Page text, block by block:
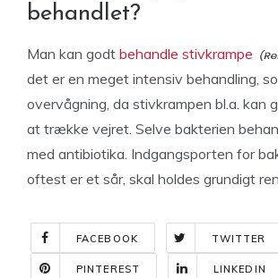
behandlet?
Man kan godt behandle stivkrampe
det er en meget intensiv behandling,
overvågning, da stivkrampen bl.a. kan
at trække vejret. Selve bakterien
med antibiotika. Indgangsporten for
oftest er et sår, skal holdes grundigt
FACEBOOK TWITTER
PINTEREST LINKEDIN